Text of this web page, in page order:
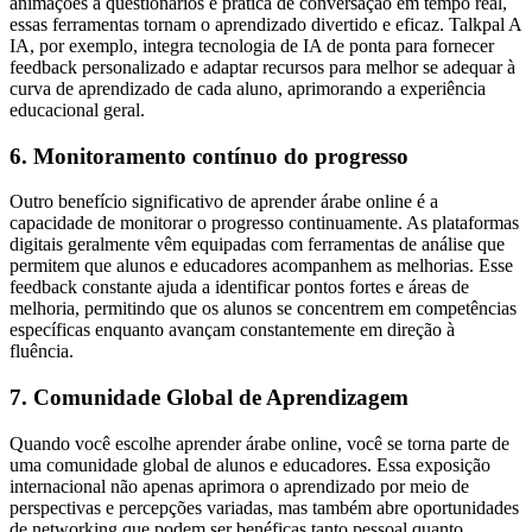
essas ferramentas tornam o aprendizado divertido e eficaz. Talkpal A
IA, por exemplo, integra tecnologia de IA de ponta para fornecer
feedback personalizado e adaptar recursos para melhor se adequar à
curva de aprendizado de cada aluno, aprimorando a experiência
educacional geral.
6. Monitoramento contínuo do progresso
Outro benefício significativo de aprender árabe online é a
capacidade de monitorar o progresso continuamente. As plataformas
digitais geralmente vêm equipadas com ferramentas de análise que
permitem que alunos e educadores acompanhem as melhorias. Esse
feedback constante ajuda a identificar pontos fortes e áreas de
melhoria, permitindo que os alunos se concentrem em competências
específicas enquanto avançam constantemente em direção à
fluência.
7. Comunidade Global de Aprendizagem
Quando você escolhe aprender árabe online, você se torna parte de
uma comunidade global de alunos e educadores. Essa exposição
internacional não apenas aprimora o aprendizado por meio de
perspectivas e percepções variadas, mas também abre oportunidades